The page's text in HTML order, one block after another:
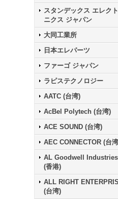
スタンデックス エレク
ニクス ジャパン
大同工業所
日本エレパーツ
ファーゴ ジャパン
ラピステクノロジー
AATC (台湾)
AcBel Polytech (台湾)
ACE SOUND (台湾)
AEC CONNECTOR (台
AL Goodwell Industries
(香港)
ALL RIGHT
(台湾)